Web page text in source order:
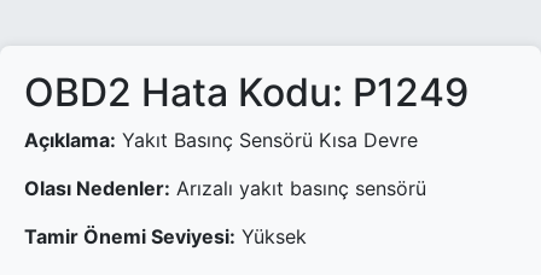
OBD2 Hata Kodu: P1249
Açıklama: Yakıt Basınç Sensörü Kısa Devre
Olası Nedenler: Arızalı yakıt basınç sensörü
Tamir Önemi Seviyesi: Yüksek